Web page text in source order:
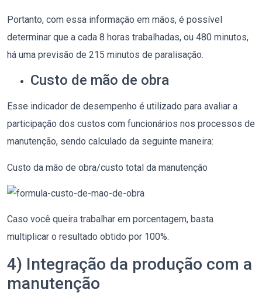
Portanto, com essa informação em mãos, é possível
determinar que a cada 8 horas trabalhadas, ou 480 minutos,
há uma previsão de 215 minutos de paralisação.
Custo de mão de obra
Esse indicador de desempenho é utilizado para avaliar a
participação dos custos com funcionários nos processos de
manutenção, sendo calculado da seguinte maneira:
Custo da mão de obra/custo total da manutenção
Caso você queira trabalhar em porcentagem, basta
multiplicar o resultado obtido por 100%.
4) Integração da produção com a
manutenção